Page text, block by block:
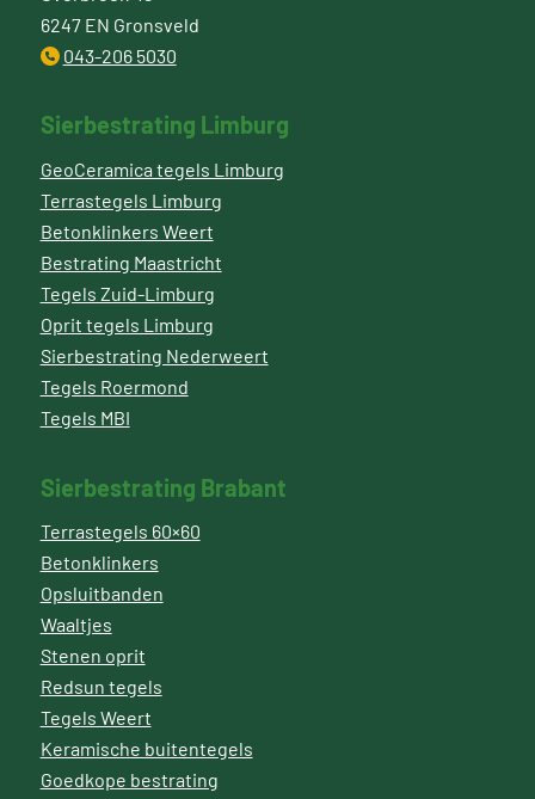
6247 EN Gronsveld
043-206 5030
Sierbestrating Limburg
GeoCeramica tegels Limburg
Terrastegels Limburg
Betonklinkers Weert
Bestrating Maastricht
Tegels Zuid-Limburg
Oprit tegels Limburg
Sierbestrating Nederweert
Tegels Roermond
Tegels MBI
Sierbestrating Brabant
Terrastegels 60×60
Betonklinkers
Opsluitbanden
Waaltjes
Stenen oprit
Redsun tegels
Tegels Weert
Keramische buitentegels
Goedkope bestrating